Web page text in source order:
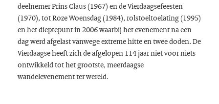
deelnemer Prins Claus (1967) en de Vierdaagsefeesten
(1970), tot Roze Woensdag (1984), rolstoeltoelating (1995)
en het dieptepunt in 2006 waarbij het evenement na een
dag werd afgelast vanwege extreme hitte en twee doden. De
Vierdaagse heeft zich de afgelopen 114 jaar niet voor niets
ontwikkeld tot het grootste, meerdaagse
wandelevenement ter wereld.